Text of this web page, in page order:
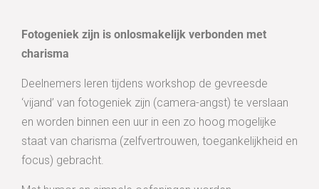
Fotogeniek zijn is onlosmakelijk verbonden met
charisma
Deelnemers leren tijdens workshop de gevreesde
‘vijand’ van fotogeniek zijn (camera-angst) te verslaan
en worden binnen een uur in een zo hoog mogelijke
staat van charisma (zelfvertrouwen, toegankelijkheid en
focus) gebracht.